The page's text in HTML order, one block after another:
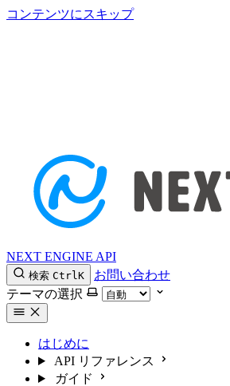
コンテンツにスキップ
NEXT ENGINE API
検索 CtrlK
お問い合わせ
テーマの選択
はじめに
API リファレンス
ガイド